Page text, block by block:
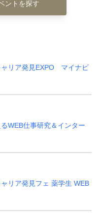
ントを探す
ャリア発見EXPO マイナビ
WEB仕事研究＆インター
リア発見フェ 薬学生 WEB